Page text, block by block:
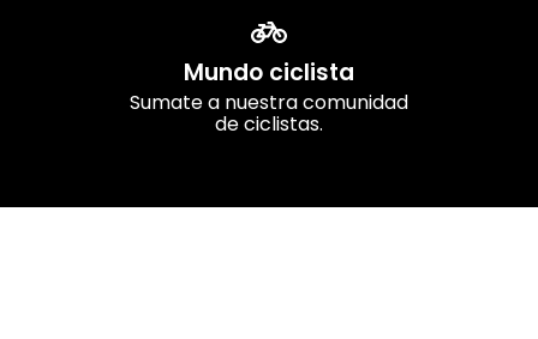
Mundo ciclista
Sumate a nuestra comunidad
de ciclistas.